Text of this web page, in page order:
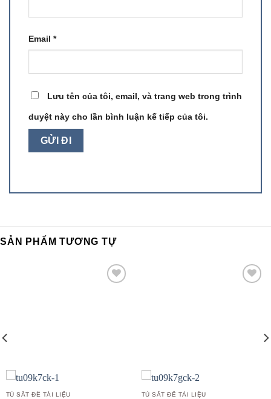
Email *
Lưu tên của tôi, email, và trang web trong trình
duyệt này cho lần bình luận kế tiếp của tôi.
SẢN PHẨM TƯƠNG TỰ
TỦ SẮT ĐỂ TÀI LIỆU TỦ SẮT ĐỂ TÀI LIỆU